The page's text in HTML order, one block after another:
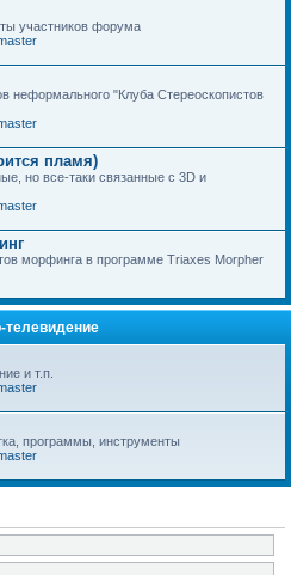
участников форума
неформального "Клуба Стереоскопистов
пламя)
но все-таки связанные с 3D и
морфинга в программе Triaxes Morpher
телевидение
и т.п.
программы, инструменты